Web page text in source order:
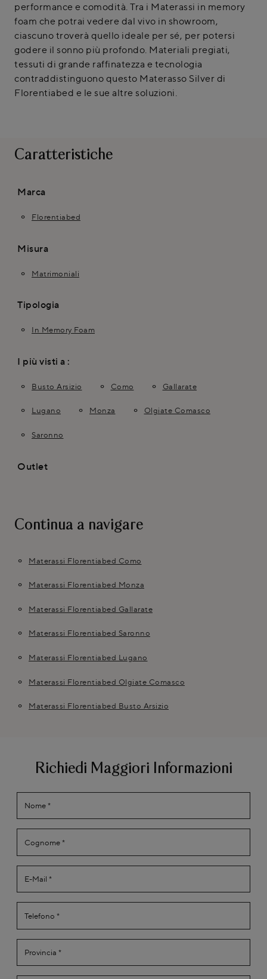
performance e comodità. Tra i Materassi in memory
foam che potrai vedere dal vivo in showroom,
ciascuno troverà quello ideale per sé, per potersi
godere il sonno più profondo. Materiali pregiati,
tessuti di grande raffinatezza e tecnologia
contraddistinguono questo Materasso Silver di
Florentiabed e le sue altre soluzioni.
Caratteristiche
Marca
Florentiabed
Misura
Matrimoniali
Tipologia
In Memory Foam
I più visti a :
Busto Arsizio Como Gallarate
Lugano Monza Olgiate Comasco
Saronno
Outlet
Continua a navigare
Materassi Florentiabed Como
Materassi Florentiabed Monza
Materassi Florentiabed Gallarate
Materassi Florentiabed Saronno
Materassi Florentiabed Lugano
Materassi Florentiabed Olgiate Comasco
Materassi Florentiabed Busto Arsizio
Richiedi Maggiori Informazioni